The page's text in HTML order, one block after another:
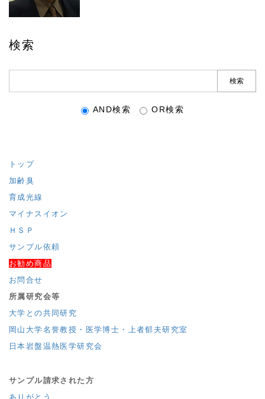
検索
AND検索 OR検索
トップ
加齢臭
育成光線
マイナスイオン
ＨＳＰ
サンプル依頼
お勧め商品
お問合せ
所属研究会等
大学との共同研究
岡山大学名誉教授・医学博士・上者郁夫研究室
日本岩盤温熱医学研究会
サンプル請求された方
ありがとう